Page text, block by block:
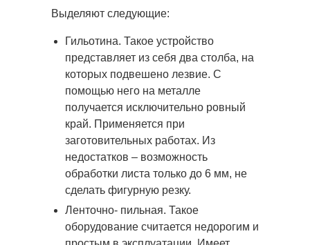
Выделяют следующие:
Гильотина. Такое устройство
представляет из себя два столба, на
которых подвешено лезвие. С
помощью него на металле
получается исключительно ровный
край. Применяется при
заготовительных работах. Из
недостатков – возможность
обработки листа только до 6 мм, не
сделать фигурную резку.
Ленточно- пильная. Такое
оборудование считается недорогим и